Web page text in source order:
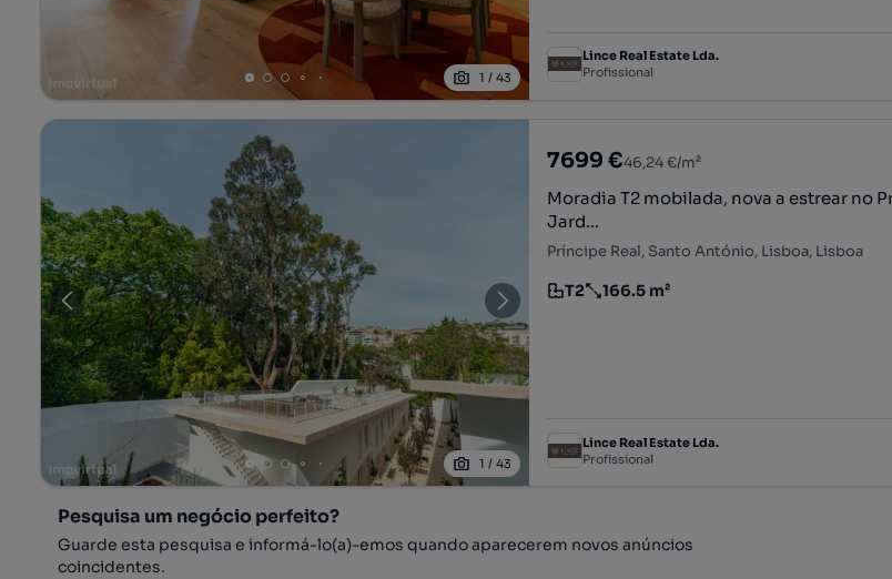
1 /43
Lince Real Estate Lda.
Profissional
1 /43
7699 €46,24 €/m²
Moradia T2 mobilada, nova a estrear no
Jard...
Príncipe Real, Santo António, Lisboa, Lisboa
Tipologia
T2
Preço por metro quadrado
166.5 m²
Lince Real Estate Lda.
Profissional
Pesquisa um negócio perfeito?
Guarde esta pesquisa e informá-lo(a)-emos quando aparecerem novos anúncios
coincidentes.